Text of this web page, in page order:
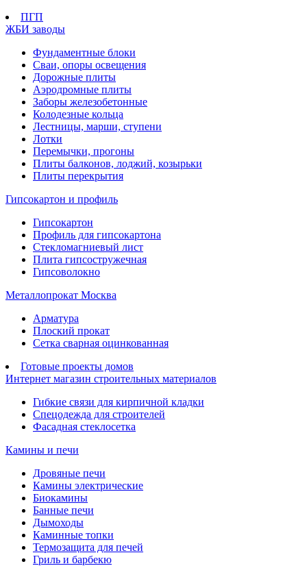
ПГП
ЖБИ заводы
Фундаментные блоки
Сваи, опоры освещения
Дорожные плиты
Аэродромные плиты
Заборы железобетонные
Колодезные кольца
Лестницы, марши, ступени
Лотки
Перемычки, прогоны
Плиты балконов, лоджий, козырьки
Плиты перекрытия
Гипсокартон и профиль
Гипсокартон
Профиль для гипсокартона
Стекломагниевый лист
Плита гипсостружечная
Гипсоволокно
Металлопрокат Москва
Арматура
Плоский прокат
Сетка сварная оцинкованная
Готовые проекты домов
Интернет магазин строительных материалов
Гибкие связи для кирпичной кладки
Спецодежда для строителей
Фасадная стеклосетка
Камины и печи
Дровяные печи
Камины электрические
Биокамины
Банные печи
Дымоходы
Каминные топки
Термозащита для печей
Гриль и барбекю